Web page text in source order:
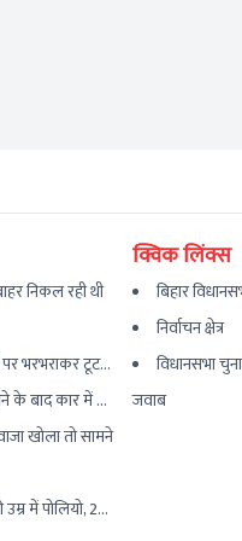
निकल रही थी
पर भरभराकर टूट...
के बाद कार में ...
खोला तो सामने
में पोलियो, 2...
क्विक लिंक्स
बिहार
निर्वाचन क्षेत्र
विधानसभा
जवाब